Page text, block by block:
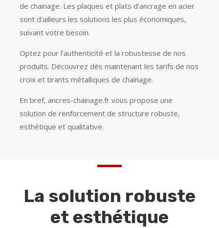
de chainage. Les plaques et plats d’ancrage en acier
sont d’ailleurs les solutions les plus économiques,
suivant votre besoin.
Optez pour l’authenticité et la robustesse de nos
produits. Découvrez dès maintenant les tarifs de nos
croix et tirants métalliques de chainage.
En bref, ancres-chainage.fr vous propose une
solution de renforcement de structure robuste,
esthétique et qualitative.
La solution robuste
et esthétique